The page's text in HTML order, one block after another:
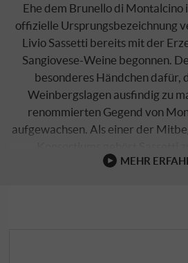
Ehe dem Brunello di Montalcino
offizielle Ursprungsbezeichnung
Livio Sassetti bereits mit der
Sangiovese-Weine begonnen.
besonderes Händchen dafür,
Weinbergslagen ausfindig zu
renommierten Gegend von
aufgewachsen. Als einer der
MEHR